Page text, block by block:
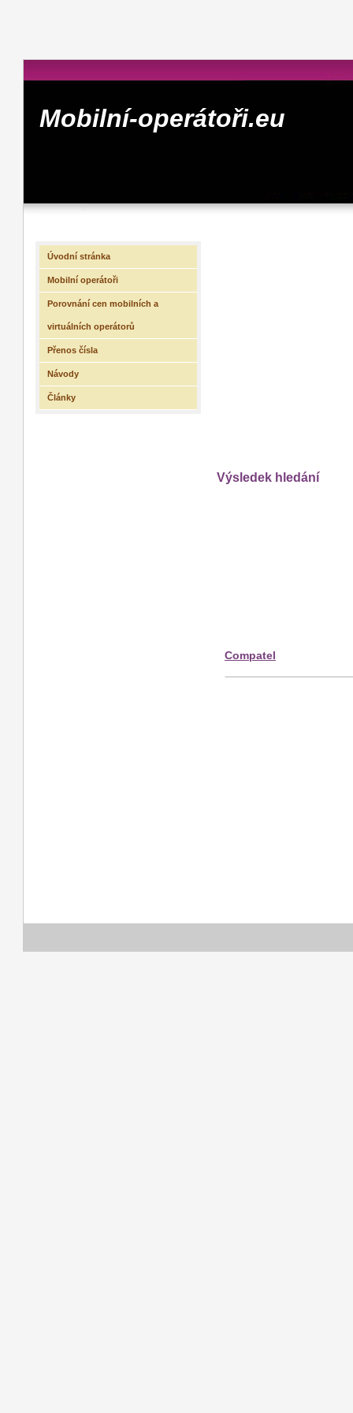
Mobilní-operátoři.eu
Výsledek hledání
Compatel
Úvodní stránka
Mobilní operátoři
Porovnání cen mobilních a
virtuálních operátorů
Přenos čísla
Návody
Články